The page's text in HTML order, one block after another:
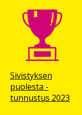
Sivistyksen
puolesta -
tunnustus 2023